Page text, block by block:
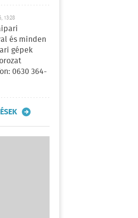
13:28
és minden
gépek
0630 364-